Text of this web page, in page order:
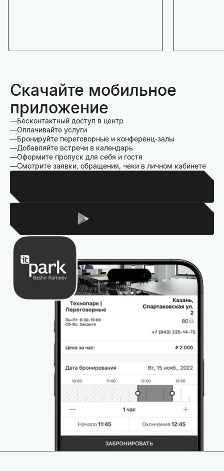
Скачайте мобильное
приложение
Бесконтактный доступ в центр
Оплачивайте услуги
Бронируйте переговорные и конференц-залы
Добавляйте встречи в календарь
Оформите пропуск для себя и гостя
Смотрите заявки, обращения, чеки в личном кабинете